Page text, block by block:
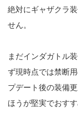
絶対にギャザクラ
せん。
まだインダガトル
ず現時点では禁断
プデート後の装備
ほうが堅実でおすす